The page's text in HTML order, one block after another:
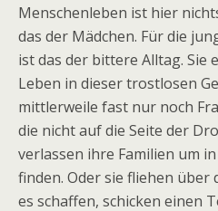
Menschenleben ist hier
das der Mädchen. Für die
ist das der bittere Alltag. Sie
Leben in dieser trostlosen
mittlerweile fast nur noch
die nicht auf die Seite der
verlassen ihre Familien um
finden. Oder sie fliehen über
es schaffen, schicken einen